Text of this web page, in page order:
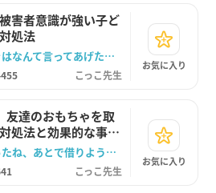
害者意識が強い子ど
処法
「そんなときはなんて言ってあげたらいいかな」
こっこ先生
お気に入り
友達のおもちゃを取
処法と効果的な事前
「使いたかったね、あとで借りようね」
こっこ先生
お気に入り